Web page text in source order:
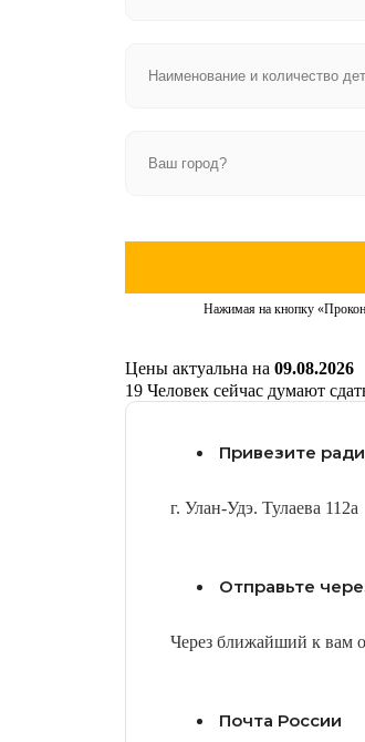
Нажимая на кнопку
Цены актуальна на 09.08.2026
19 Человек сейчас думают
Привезите
г. Улан-Удэ. Тулаева 112а
Отправьте
Через ближайший к вам
Почта России